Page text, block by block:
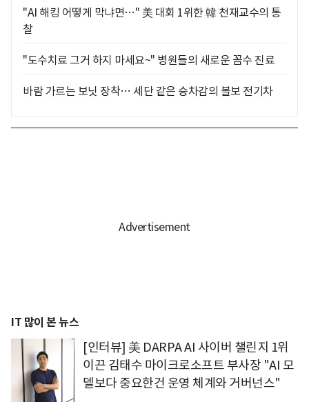
"AI 해킹 어떻게 막냐면…" 美 대회 1위한 韓 천재교수의 통
찰
"도수치료 그거 하지 마세요~" 병원들의 새로운 꼼수 진료
바람 가르는 보닛 장착… 세단 같은 승차감의 볼보 전기차
IT 많이 본 뉴스
[인터뷰] 美 DARPA AI 사이버 챌린지 1위
이끈 김태수 마이크로소프트 부사장 "AI 모
델보다 중요한건 운영 체계와 거버넌스"